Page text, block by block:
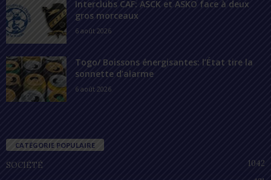
Interclubs CAF: ASCK et ASKO face à deux
gros morceaux
6 août 2026
Togo/ Boissons énergisantes: l’État tire la
sonnette d’alarme
6 août 2026
CATÉGORIE POPULAIRE
SOCIÉTÉ
1042